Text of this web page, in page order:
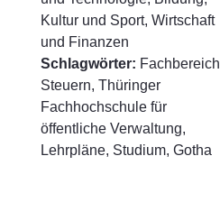
Kultur und Sport, Wirtschaft
und Finanzen
Schlagwörter: Fachbereich
Steuern, Thüringer
Fachhochschule für
öffentliche Verwaltung,
Lehrpläne, Studium, Gotha